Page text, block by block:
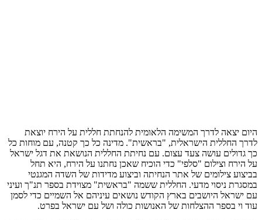
היום יצאה לדרך המשימה הלאומית להנחתת חללית על הירח יוצאת
לדרך החללית הישראלית, "בראשית". מדינה כל כך קטנה, עם מוחות כל
כך גדולים עושה צעד עצום. עם נחיתת החללית הנושאת את דגל ישראל
על הירח וצילום "סלפי" כדי הוכיח שאכן נחתנו על הירח, היא תחל
בביצוע צילומים של אתר הנחיתה וביצוע מדידות של השדה המגנטי
במסגרת ניסוי מדעי. החללית ששמה "בראשית" מצוידת בספר תנ"ך ועיני
עם ישראל היושבים בארץ הקודש נושאים עיניהם אל השמיים כדי לסמן
עוד וי בספר ההצלחות של האנושות כולה ושל עם ישראל בפרט.